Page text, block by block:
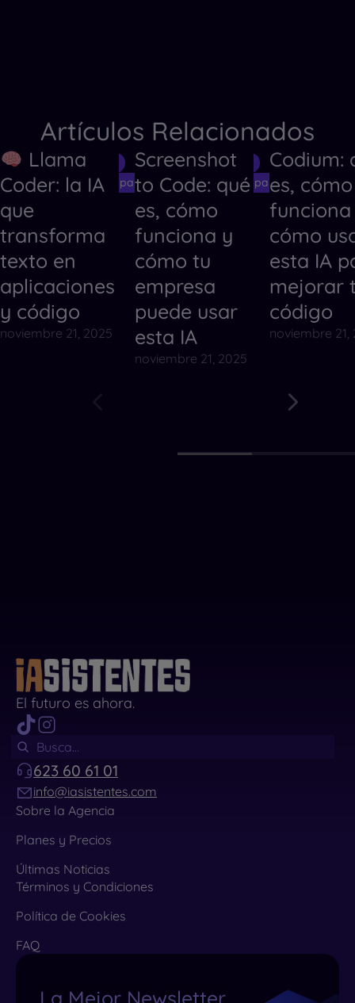
Artículos Relacionados
Herramientas de IA
Herramientas de IA para Crear Códigos
Llama
Coder: la IA
que
transforma
texto en
aplicaciones
y código
noviembre 21, 2025
Herramientas de IA
Herramientas de IA para Crear
Screenshot
to Code: qué
es, cómo
funciona y
cómo tu
empresa
puede usar
esta IA
noviembre 21, 2025
Codium:
es, cómo
cómo
esta IA
mejorar
código
noviembre 21,
El futuro es ahora.
623 60 61 01
info@iasistentes.com
Sobre la Agencia
Planes y Precios
Últimas Noticias
Términos y Condiciones
Política de Cookies
FAQ
La Mejor Newsletter